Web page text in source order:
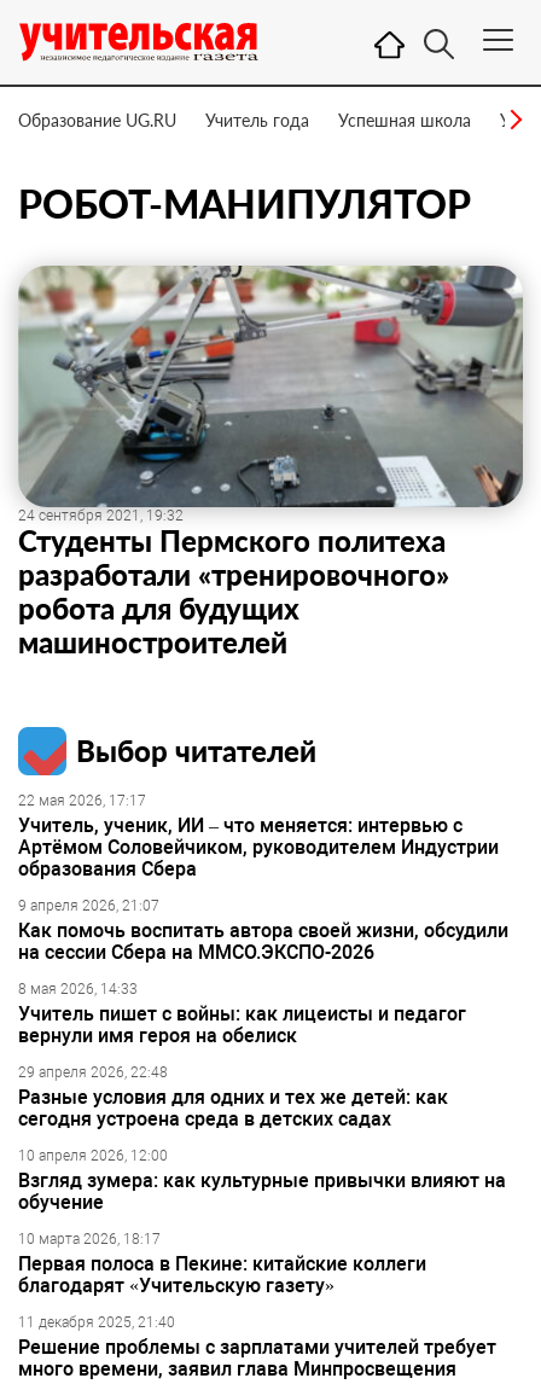
Образование UG.RU Учитель года Успешная школа
РОБОТ-МАНИПУЛЯТОР
24 сентября 2021, 19:32
Студенты Пермского политеха
разработали «тренировочного»
робота для будущих
машиностроителей
Выбор читателей
22 мая 2026, 17:17
Учитель, ученик, ИИ – что меняется: интервью с
Артёмом Соловейчиком, руководителем Индустрии
образования Сбера
9 апреля 2026, 21:07
Как помочь воспитать автора своей жизни, обсудили
на сессии Сбера на ММСО.ЭКСПО-2026
8 мая 2026, 14:33
Учитель пишет с войны: как лицеисты и педагог
вернули имя героя на обелиск
29 апреля 2026, 22:48
Разные условия для одних и тех же детей: как
сегодня устроена среда в детских садах
10 апреля 2026, 12:00
Взгляд зумера: как культурные привычки влияют на
обучение
10 марта 2026, 18:17
Первая полоса в Пекине: китайские коллеги
благодарят «Учительскую газету»
11 декабря 2025, 21:40
Решение проблемы с зарплатами учителей требует
много времени, заявил глава Минпросвещения